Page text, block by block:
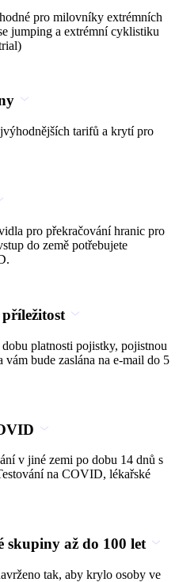
pro milovníky extrémních
jumping a extrémní cyklistiku
tarifů a krytí pro
pro překračování hranic pro
do země potřebujete
platnosti pojistky, pojistnou
bude zaslána na e-mail do 5
v jiné zemi po dobu 14 dnů s
na COVID, lékařské
skupiny až do 100 let
tak, aby krylo osoby ve